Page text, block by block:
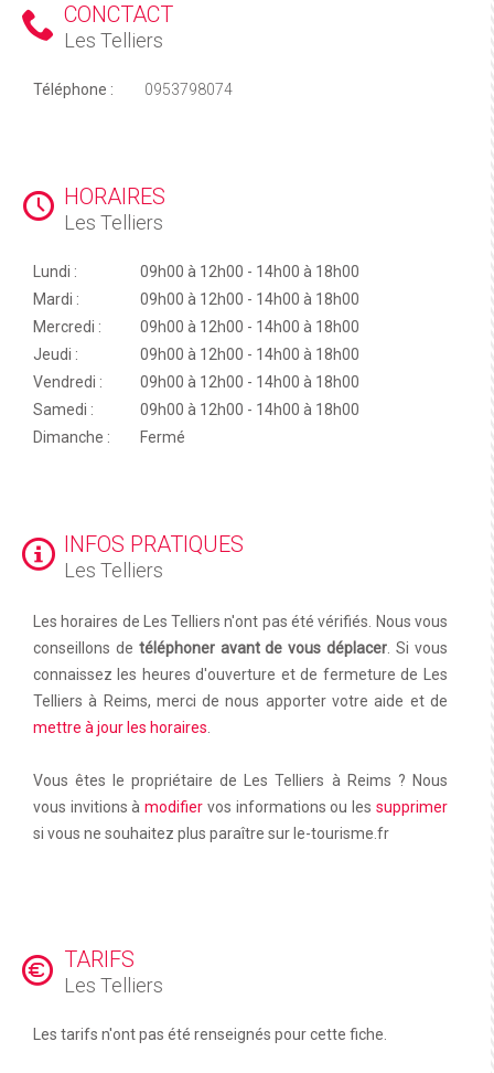
CONCTACT
Les Telliers
Téléphone : 0953798074
HORAIRES
Les Telliers
Lundi :
09h00 à 12h00 - 14h00 à 18h00
Mardi :
09h00 à 12h00 - 14h00 à 18h00
Mercredi :
09h00 à 12h00 - 14h00 à 18h00
Jeudi :
09h00 à 12h00 - 14h00 à 18h00
Vendredi :
09h00 à 12h00 - 14h00 à 18h00
Samedi :
09h00 à 12h00 - 14h00 à 18h00
Dimanche :
Fermé
INFOS PRATIQUES
Les Telliers
Les horaires de Les Telliers n'ont pas été vérifiés. Nous vous
conseillons de téléphoner avant de vous déplacer. Si vous
connaissez les heures d'ouverture et de fermeture de Les
Telliers à Reims, merci de nous apporter votre aide et de
mettre à jour les horaires.
Vous êtes le propriétaire de Les Telliers à Reims ? Nous
vous invitions àmodifier vos informations ou les supprimer
si vous ne souhaitez plus paraître sur le-tourisme.fr
TARIFS
Les Telliers
Les tarifs n'ont pas été renseignés pour cette fiche.